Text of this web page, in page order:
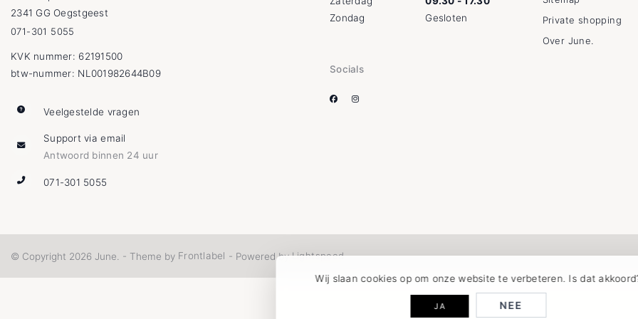
Wij slaan cookies op om onze website te verbeteren. Is dat
JA NEE
2341 GG Oegstgeest
071-301 5055
KVK nummer: 62191500
btw-nummer: NL001982644B09
Veelgestelde vragen
Support via email
Antwoord binnen 24 uur
071-301 5055
Zondag
Gesloten
Socials
Private shopping
Over June.
© Copyright 2026 June. - Theme by Frontlabel - Powered by Lightspeed